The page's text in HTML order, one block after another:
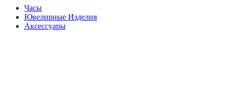
Часы
Ювелирные Изделия
Аксессуары